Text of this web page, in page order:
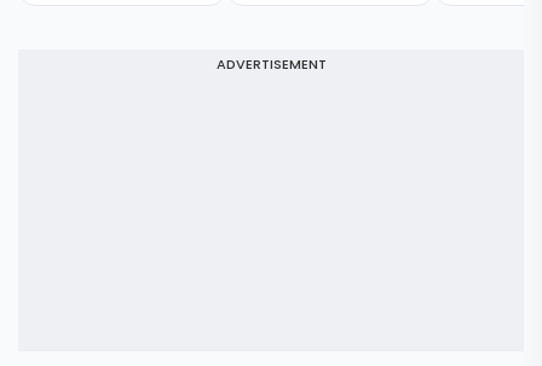
ADVERTISEMENT